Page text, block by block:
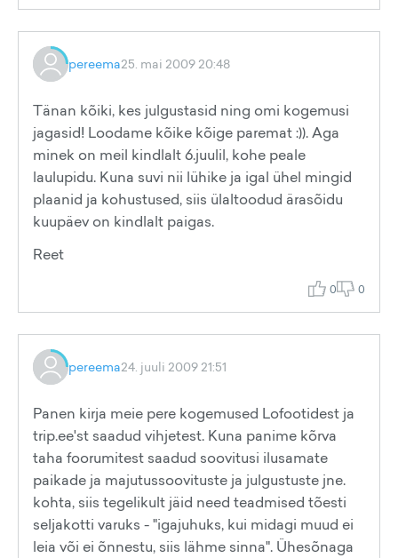
pereema25. mai 2009 20:48
Tänan kõiki, kes julgustasid ning omi kogemusi
jagasid! Loodame kõike kõige paremat :)). Aga
minek on meil kindlalt 6.juulil, kohe peale
laulupidu. Kuna suvi nii lühike ja igal ühel mingid
plaanid ja kohustused, siis ülaltoodud ärasõidu
kuupäev on kindlalt paigas.
Reet
0 0
pereema24. juuli 2009 21:51
Panen kirja meie pere kogemused Lofootidest ja
trip.ee'st saadud vihjetest. Kuna panime kõrva
taha foorumitest saadud soovitusi ilusamate
paikade ja majutussoovituste ja julgustuste jne.
kohta, siis tegelikult jäid need teadmised tõesti
seljakotti varuks - "igajuhuks, kui midagi muud ei
leia või ei õnnestu, siis lähme sinna". Ühesõnaga